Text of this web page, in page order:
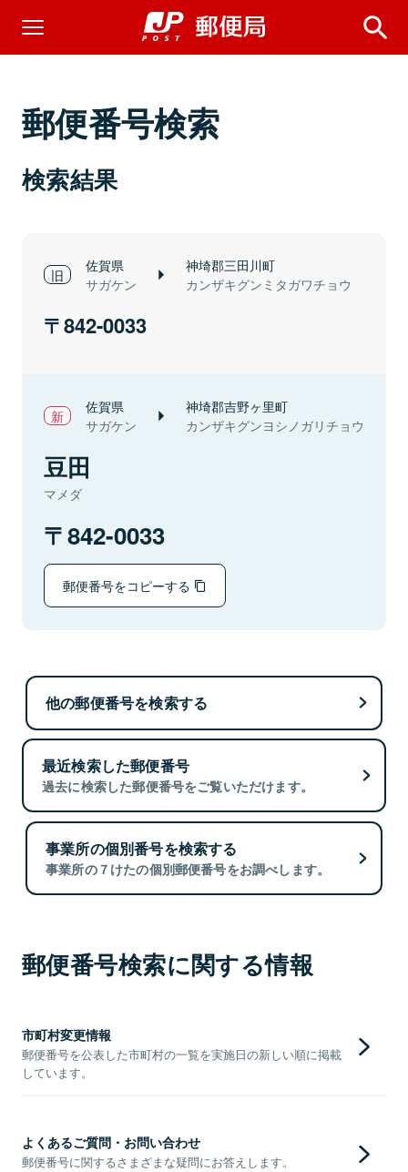
郵便番号検索
検索結果
佐賀県
サガケン
神埼郡三田川町
カンザキグンミタガワチョウ
842-0033
佐賀県
サガケン
神埼郡吉野ヶ里町
カンザキグンヨシノガリチョウ
豆田
マメダ
842-0033
郵便番号をコピーする
他の郵便番号を検索する
最近検索した郵便番号
過去に検索した郵便番号をご覧いただけます。
事業所の個別番号を検索する
事業所の７けたの個別郵便番号をお調べします。
郵便番号検索に関する情報
市町村変更情報
郵便番号を公表した市町村の一覧を実施日の新しい順に掲載
しています。
よくあるご質問・お問い合わせ
郵便番号に関するさまざまな疑問にお答えします。